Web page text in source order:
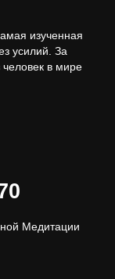
изученная
усилий. За
в мире
Медитации